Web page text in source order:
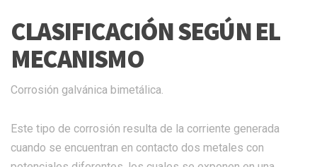
CLASIFICACIÓN SEGÚN EL
MECANISMO
Corrosión galvánica bimetálica.
Este tipo de corrosión resulta de la corriente generada
cuando se encuentran en contacto dos metales con